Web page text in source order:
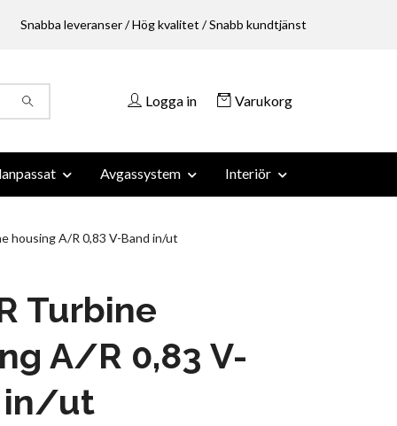
Snabba leveranser / Hög kvalitet / Snabb kundtjänst
Logga in Varukorg
Avgassystem Interiör
housing A/R 0,83 V-Band in/ut
Turbine
A/R 0,83 V-
in/ut